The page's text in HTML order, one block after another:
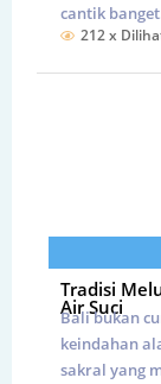
cantik
212 x
Tradisi
Air Suci
Bali bukan
keindahan
sakral yang